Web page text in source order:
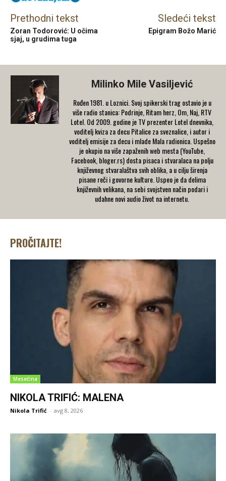
Prethodni tekst
Zoran Todorović: U očima
sjaj, u grudima tuga
Sledeći tekst
Epigram Božo Marić
Milinko Mile Vasiljević
Rođen 1981. u Loznici. Svoj spikerski trag ostavio je u
više radio stanica: Podrinje, Ritam herz, Om, Naj, RTV
Lotel. Od 2009. godine je TV prezenter Lotel dnevnika,
voditelj kviza za decu Pitalice za sveznalice, i autor i
voditelj emisije za decu i mlade Mala radionica. Uspešno
je okupio na više zapaženih web mesta (YouTube,
Facebook, bloger.rs) dosta pisaca i stvaralaca na polju
književnog stvaralaštva svih oblika, a u cilju širenja
pisane reči i govorne kulture. Uspeo je da delima
književnih velikana, na sebi svojstven način podari i
udahne novi audio život na internetu.
PROČITAJTE!
Mesečina
NIKOLA TRIFIĆ: MALENA
Nikola Trifić - avg 8, 2026